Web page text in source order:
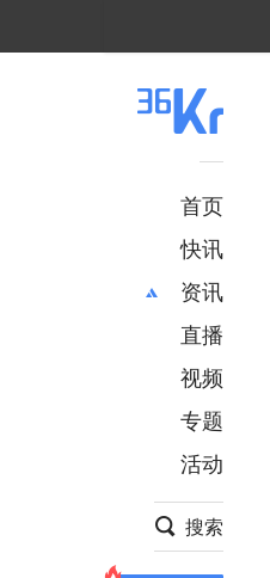
首页
快讯
资讯
推荐
财经
项目推荐
安徽
直播
视频
专题
活动
搜索